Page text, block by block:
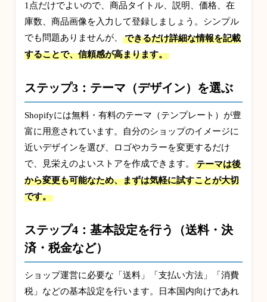
1点だけでよいので、商品タイトル、説明、価格、在
庫数、商品画像を入力して登録しましょう。シンプル
でも問題ありませんが、
できるだけ詳細な情報を記載
することで、信頼感が高まります。
ステップ3：テーマ（デザイン）を選ぶ
Shopifyには無料・有料のテーマ（テンプレート）が豊
富に用意されています。自分のショップのイメージに
近いデザインを選び、ロゴやカラーを変更するだけ
で、見栄えのよいストアを作成できます。
テーマは後
から変更も可能なため、まずは気軽に試すことが大切
です。
ステップ4：基本設定を行う（送料・決
済・税金など）
ショップ運営に必要な「送料」「支払い方法」「消費
税」などの基本設定を行います。日本国内向けであれ